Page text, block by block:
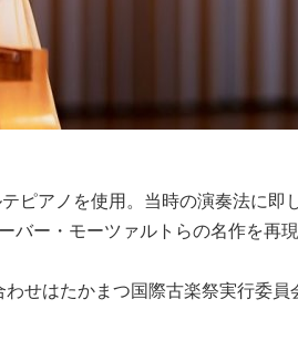
ピアノを使用。当時の演奏法に即
バー・モーツァルトらの名作を再
せはたかまつ国際古楽祭実行委員